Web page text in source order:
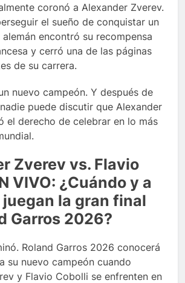
coronó a Alexander Zverev.
el sueño de conquistar un
alemán encontró su recompensa
y cerró una de las páginas
de su carrera.
nuevo campeón. Y después de
puede discutir que Alexander
el derecho de celebrar en lo más
Zverev vs. Flavio
VIVO: ¿Cuándo y a
la gran final
Garros 2026?
Roland Garros 2026 conocerá
su nuevo campeón cuando
y Flavio Cobolli se enfrenten en